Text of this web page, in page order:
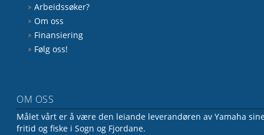
Arbeidssøker?
Om oss
Finansiering
Følg oss!
OM OSS
Målet vårt er å være den leiande leverandøren av Yamaha
fritid og fiske i Sogn og Fjordane.